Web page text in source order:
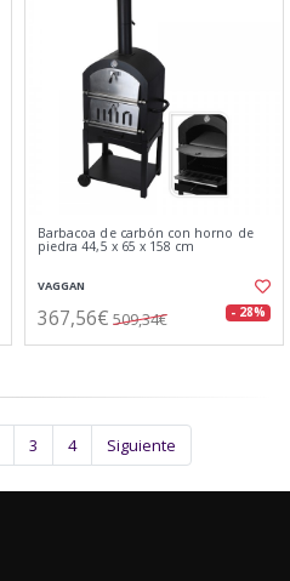
Barbacoa de carbón con horno de
piedra 44,5 x 65 x 158 cm
VAGGAN
367,56€ 509,34€ - 28%
3 4 Siguiente